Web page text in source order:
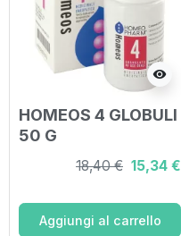
visibility
HOMEOS 4 GLOBULI
50 G
18,40 € 15,34 €
Aggiungi al carrello